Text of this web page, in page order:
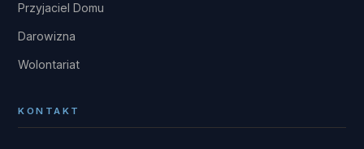
Przyjaciel Domu
Darowizna
Wolontariat
KONTAKT